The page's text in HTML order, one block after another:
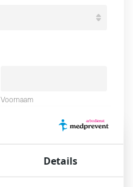
Voornaam
Details